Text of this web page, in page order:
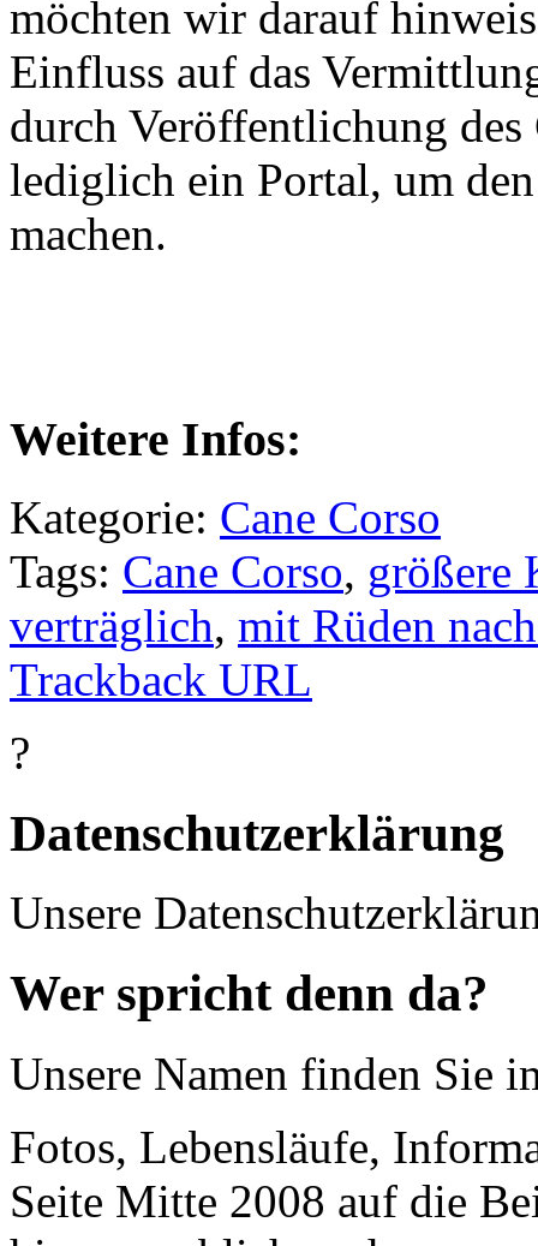
möchten wir darauf
Einfluss auf das
durch Veröffentlichung des
lediglich ein Portal, um
machen.
Weitere Infos:
Kategorie: Cane Corso
Tags: Cane Corso, größere
verträglich, mit Rüden
Trackback URL
?
Datenschutzerklärung
Unsere
Wer spricht denn da?
Unsere Namen finden Sie
Fotos, Lebensläufe,
Seite Mitte 2008 auf die